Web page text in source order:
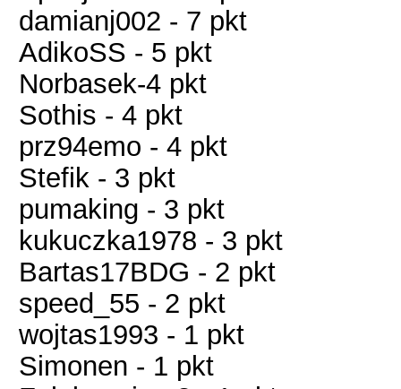
damianj002 - 7 pkt
AdikoSS - 5 pkt
Norbasek-4 pkt
Sothis - 4 pkt
prz94emo - 4 pkt
Stefik - 3 pkt
pumaking - 3 pkt
kukuczka1978 - 3 pkt
Bartas17BDG - 2 pkt
speed_55 - 2 pkt
wojtas1993 - 1 pkt
Simonen - 1 pkt